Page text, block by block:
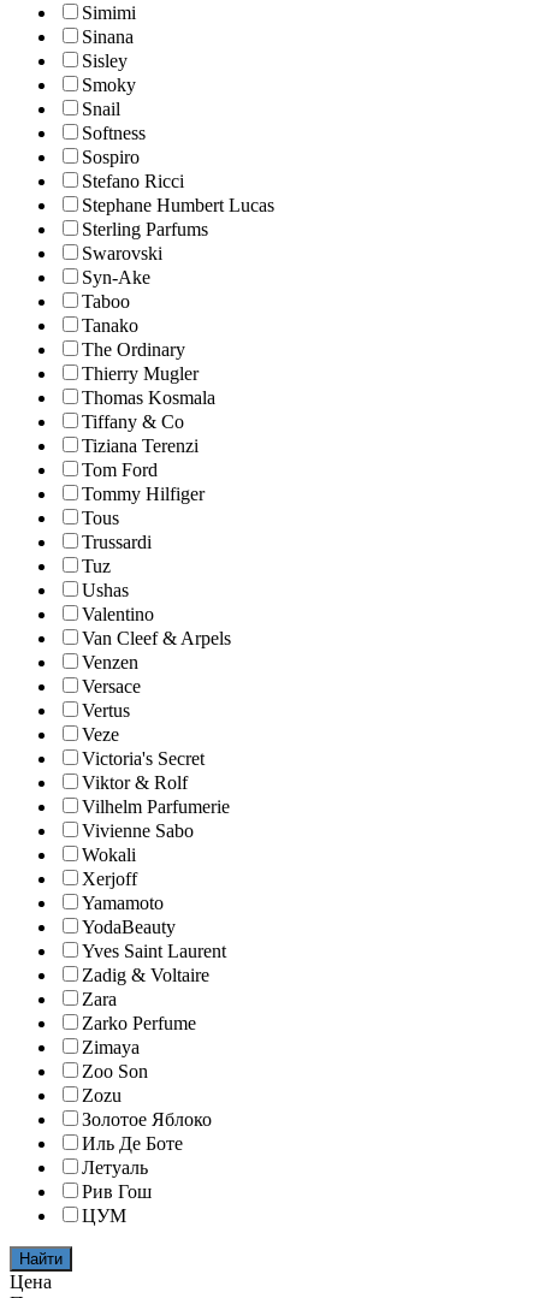
Simimi
Sinana
Sisley
Smoky
Snail
Softness
Sospiro
Stefano Ricci
Stephane Humbert Lucas
Sterling Parfums
Swarovski
Syn-Ake
Taboo
Tanako
The Ordinary
Thierry Mugler
Thomas Kosmala
Tiffany & Co
Tiziana Terenzi
Tom Ford
Tommy Hilfiger
Tous
Trussardi
Tuz
Ushas
Valentino
Van Cleef & Arpels
Venzen
Versace
Vertus
Veze
Victoria's Secret
Viktor & Rolf
Vilhelm Parfumerie
Vivienne Sabo
Wokali
Xerjoff
Yamamoto
YodaBeauty
Yves Saint Laurent
Zadig & Voltaire
Zara
Zarko Perfume
Zimaya
Zoo Son
Zozu
Золотое Яблоко
Иль Де Боте
Летуаль
Рив Гош
ЦУМ
Найти
Цена